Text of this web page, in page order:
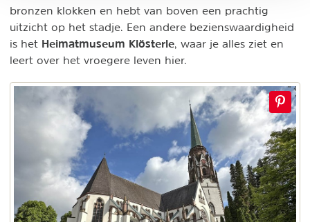
bronzen klokken en hebt van boven een prachtig
uitzicht op het stadje. Een andere bezienswaardigheid
is het Heimatmuseum Klösterle , waar je alles ziet en
leert over het vroegere leven hier.